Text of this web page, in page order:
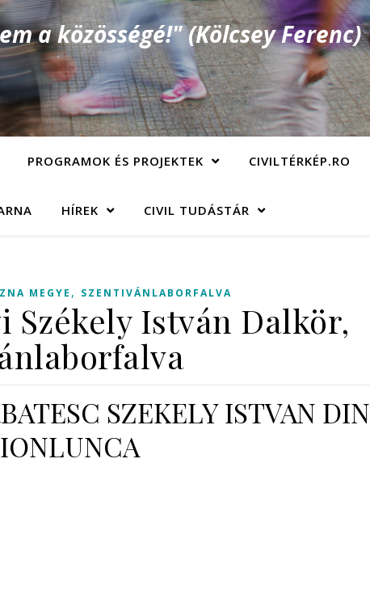
a közösségé!" (Kölcsey Ferenc)
PROGRAMOK ÉS PROJEKTEK CIVILTÉRKÉP.RO
HÍREK CIVIL TUDÁSTÁR
MEGYE , SZENTIVÁNLABORFALVA
Székely István Dalkör,
SZEKELY ISTVAN DIN